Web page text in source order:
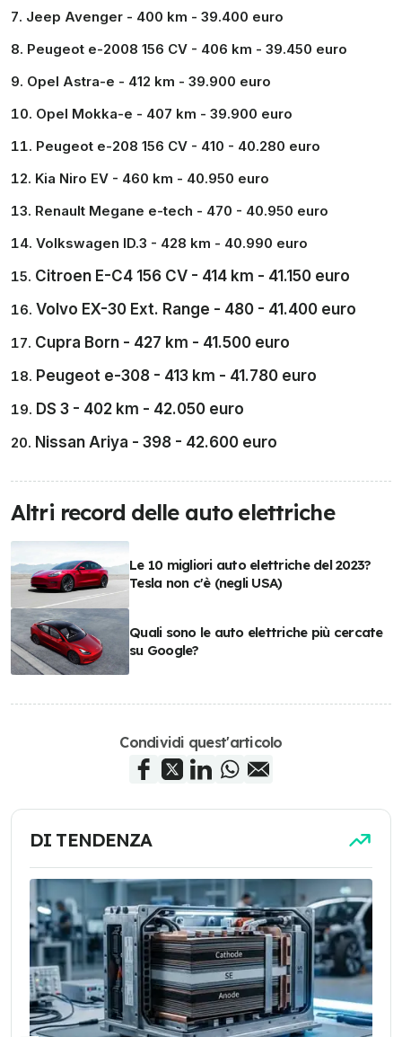
Jeep Avenger - 400 km - 39.400 euro
Peugeot e-2008 156 CV - 406 km - 39.450 euro
Opel Astra-e - 412 km - 39.900 euro
Opel Mokka-e - 407 km - 39.900 euro
Peugeot e-208 156 CV - 410 - 40.280 euro
Kia Niro EV - 460 km - 40.950 euro
Renault Megane e-tech - 470 - 40.950 euro
Volkswagen ID.3 - 428 km - 40.990 euro
Citroen E-C4 156 CV - 414 km - 41.150 euro
Volvo EX-30 Ext. Range - 480 - 41.400 euro
Cupra Born - 427 km - 41.500 euro
Peugeot e-308 - 413 km - 41.780 euro
DS 3 - 402 km - 42.050 euro
Nissan Ariya - 398 - 42.600 euro
Altri record delle auto elettriche
Le 10 migliori auto elettriche del 2023?
Tesla non c'è (negli USA)
Quali sono le auto elettriche più cercate
su Google?
Condividi quest'articolo
DI TENDENZA